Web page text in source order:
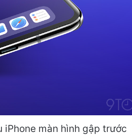
màn hình gập trước